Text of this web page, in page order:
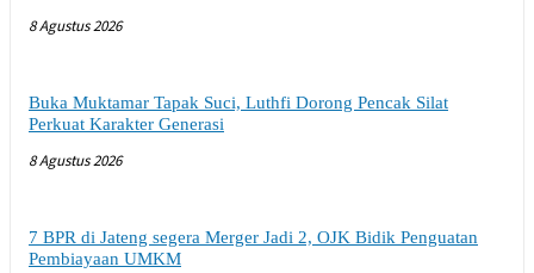
8 Agustus 2026
Buka Muktamar Tapak Suci, Luthfi Dorong Pencak Silat
Perkuat Karakter Generasi
8 Agustus 2026
7 BPR di Jateng segera Merger Jadi 2, OJK Bidik Penguatan
Pembiayaan UMKM